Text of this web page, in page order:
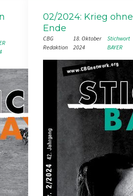
02/2024: Krieg ohne
Ende
CBG
Redaktion
18. Oktober
2024
Stichwort
BAYER